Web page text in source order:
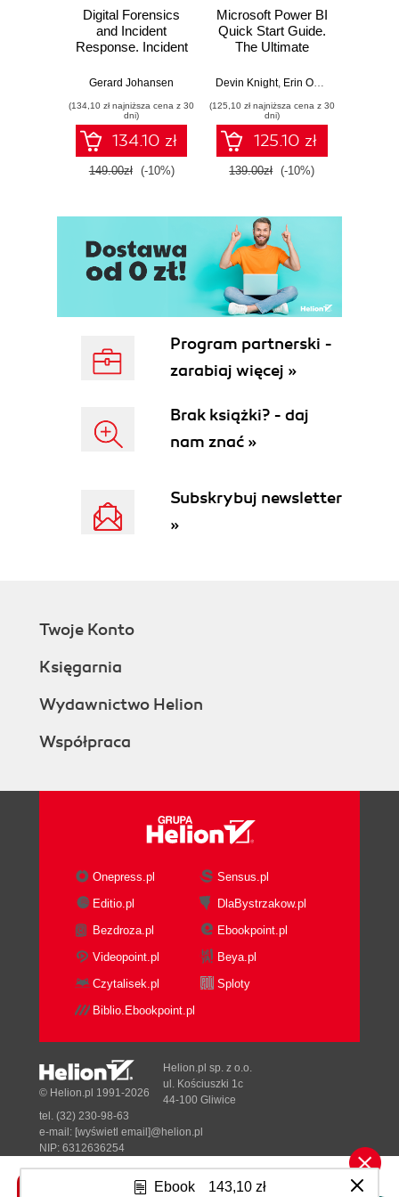
Digital Forensics
and Incident
Response. Incident
and techniques for
threat response -
Fourth Edition
Gerard Johansen
(134,10 zł najniższa cena z 30
dni)
134.10 zł
149.00zł (-10%)
Microsoft Power BI
Quick Start Guide.
The Ultimate
to Power BI, Data
Tools, and
Microsoft Fabric -
Fourth Edition
Devin Knight, Erin Ostrowsky
(125,10 zł najniższa cena z 30
dni)
125.10 zł
139.00zł (-10%)
Ebook 143,10 zł
Program partnerski -
zarabiaj więcej »
Brak książki? - daj
nam znać »
Subskrybuj newsletter
»
Twoje Konto
Księgarnia
Wydawnictwo Helion
Współpraca
Onepress.pl
Sensus.pl
Editio.pl
DlaBystrzakow.pl
Bezdroza.pl
Ebookpoint.pl
Videopoint.pl
Beya.pl
Czytalisek.pl
Sploty
Biblio.Ebookpoint.pl
Tonik.pl
© Helion.pl 1991-2026
Helion.pl sp. z o.o.
ul. Kościuszki 1c
44-100 Gliwice
tel. (32) 230-98-63
e-mail: [wyświetl email]@helion.pl
NIP: 6312636254